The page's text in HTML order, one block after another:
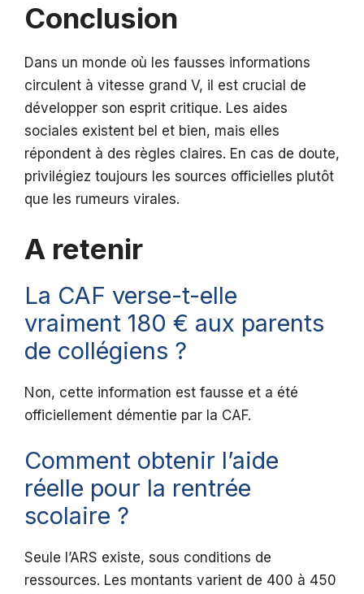
Conclusion
Dans un monde où les fausses informations
circulent à vitesse grand V, il est crucial de
développer son esprit critique. Les aides
sociales existent bel et bien, mais elles
répondent à des règles claires. En cas de doute,
privilégiez toujours les sources officielles plutôt
que les rumeurs virales.
A retenir
La CAF verse-t-elle
vraiment 180 € aux parents
de collégiens ?
Non, cette information est fausse et a été
officiellement démentie par la CAF.
Comment obtenir l’aide
réelle pour la rentrée
scolaire ?
Seule l’ARS existe, sous conditions de
ressources. Les montants varient de 400 à 450